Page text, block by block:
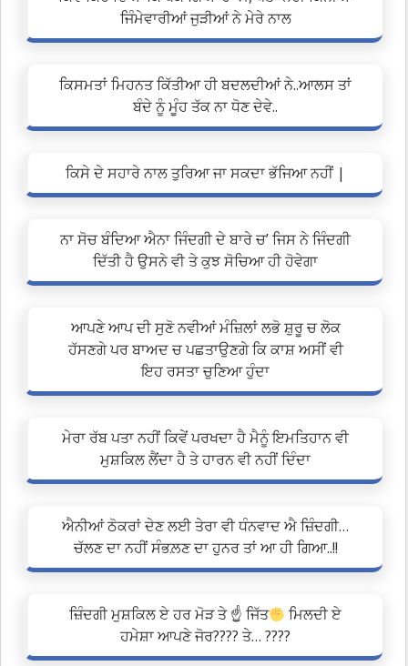
ਜਿੰਮੇਵਾਰੀਆਂ ਜੁੜੀਆਂ ਨੇ ਮੇਰੇ ਨਾਲ
ਕਿਸਮਤਾਂ ਮਿਹਨਤ ਕਿੱਤੀਆ ਹੀ ਬਦਲਦੀਆਂ ਨੇ..ਆਲਸ ਤਾਂ
ਬੰਦੇ ਨੂੰ ਮੂੰਹ ਤੱਕ ਨਾ ਧੋਣ ਦੇਵੇ..
ਕਿਸੇ ਦੇ ਸਹਾਰੇ ਨਾਲ ਤੁਰਿਆ ਜਾ ਸਕਦਾ ਭੱਜਿਆ ਨਹੀਂ |
ਨਾ ਸੋਚ ਬੰਦਿਆ ਐਨਾ ਜਿੰਦਗੀ ਦੇ ਬਾਰੇ ਚ’ ਜਿਸ ਨੇ ਜਿੰਦਗੀ
ਦਿੱਤੀ ਹੈ ਉਸਨੇ ਵੀ ਤੇ ਕੁਝ ਸੋਚਿਆ ਹੀ ਹੋਵੇਗਾ
ਆਪਣੇ ਆਪ ਦੀ ਸੁਣੋ ਨਵੀਆਂ ਮੰਜ਼ਿਲਾਂ ਲਭੋ ਸ਼ੁਰੂ ਚ ਲੋਕ
ਹੱਸਣਗੇ ਪਰ ਬਾਅਦ ਚ ਪਛਤਾਉਣਗੇ ਕਿ ਕਾਸ਼ ਅਸੀਂ ਵੀ
ਇਹ ਰਸਤਾ ਚੁਣਿਆ ਹੁੰਦਾ
ਮੇਰਾ ਰੱਬ ਪਤਾ ਨਹੀਂ ਕਿਵੇਂ ਪਰਖਦਾ ਹੈ ਮੈਨੂੰ ਇਮਤਿਹਾਨ ਵੀ
ਮੁਸ਼ਕਿਲ ਲੈਂਦਾ ਹੈ ਤੇ ਹਾਰਨ ਵੀ ਨਹੀਂ ਦਿੰਦਾ
ਐਨੀਆਂ ਠੋਕਰਾਂ ਦੇਣ ਲਈ ਤੇਰਾ ਵੀ ਧੰਨਵਾਦ ਐ ਜ਼ਿੰਦਗੀ…
ਚੱਲਣ ਦਾ ਨਹੀਂ ਸੰਭਲ਼ਣ ਦਾ ਹੁਨਰ ਤਾਂ ਆ ਹੀ ਗਿਆ..!!
ਜ਼ਿੰਦਗੀ ਮੁਸ਼ਕਿਲ ਏ ਹਰ ਮੋੜ ਤੇ ☝ ਜਿੱਤ
ਮਿਲਦੀ ਏ
ਹਮੇਸ਼ਾ ਆਪਣੇ ਜੋਰ???? ਤੇ… ????